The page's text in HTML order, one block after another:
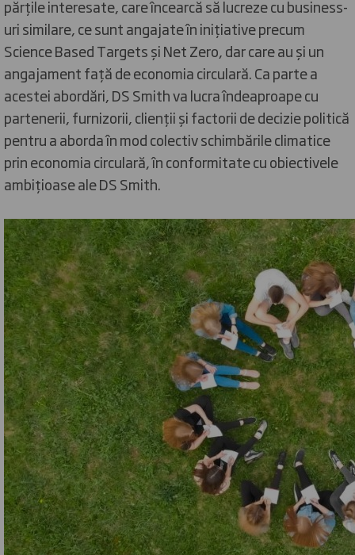
părțile interesate, care încearcă să lucreze cu business-
uri similare, ce sunt angajate în inițiative precum
Science Based Targets și Net Zero, dar care au și un
angajament față de economia circulară. Ca parte a
acestei abordări, DS Smith va lucra îndeaproape cu
partenerii, furnizorii, clienții și factorii de decizie politică
pentru a aborda în mod colectiv schimbările climatice
prin economia circulară, în conformitate cu obiectivele
ambițioase ale DS Smith.